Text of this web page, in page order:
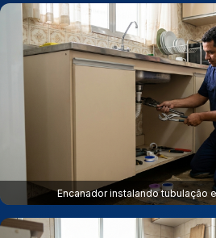
Encanador instalando tubulação